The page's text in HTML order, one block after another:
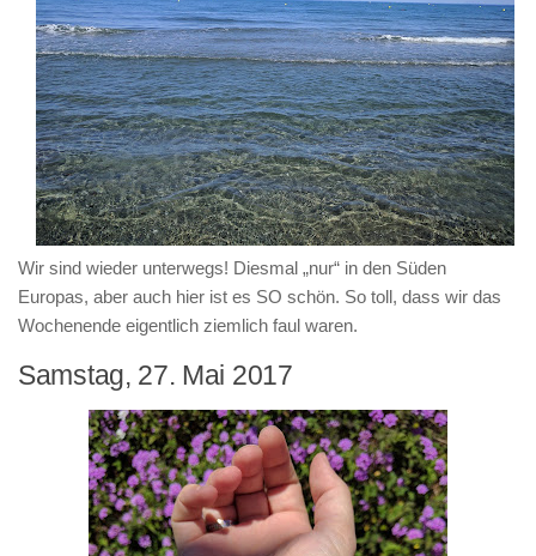
Wir sind wieder unterwegs! Diesmal „nur“ in den Süden
Europas, aber auch hier ist es SO schön. So toll, dass wir das
Wochenende eigentlich ziemlich faul waren.
Samstag, 27. Mai 2017